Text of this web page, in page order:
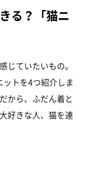
る？「猫ニ
じていたいもの。
トを4つ紹介しま
から、ふだん着と
好きな人、猫を連